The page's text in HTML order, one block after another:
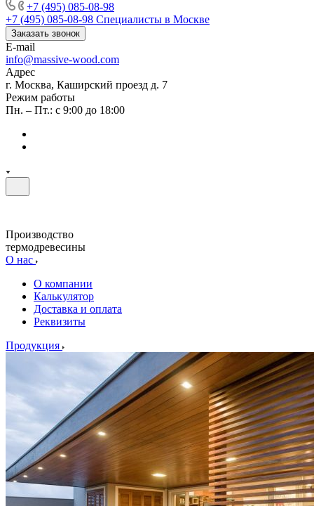
+7 (495) 085-08-98
+7 (495) 085-08-98 Специалисты в Москве
Заказать звонок
E-mail
info@massive-wood.com
Адрес
г. Москва, Каширский проезд д. 7
Режим работы
Пн. – Пт.: с 9:00 до 18:00
Производство
термодревесины
О нас
О компании
Калькулятор
Доставка и оплата
Реквизиты
Продукция